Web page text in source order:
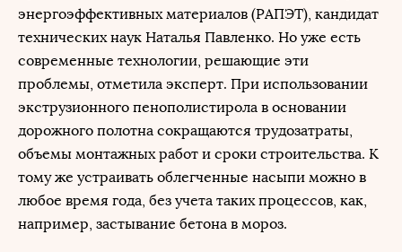
энергоэффективных материалов (РАПЭТ), кандидат
технических наук Наталья Павленко. Но уже есть
современные технологии, решающие эти
проблемы, отметила эксперт. При использовании
экструзионного пенополистирола в основании
дорожного полотна сокращаются трудозатраты,
объемы монтажных работ и сроки строительства. К
тому же устраивать облегченные насыпи можно в
любое время года, без учета таких процессов, как,
например, застывание бетона в мороз.